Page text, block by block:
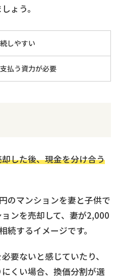
ょう。
しやすい
払う資力が必要
した後、現金を分け合う
のマンションを妻と子供で
ンを売却して、妻が2,000
するイメージです。
要ないと感じていたり、
くい場合、換価分割が選